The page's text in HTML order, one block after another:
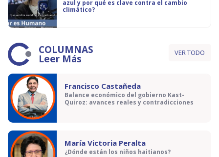
azul y por qué es clave contra el cambio
climático?
COLUMNAS
Leer Más VER TODO
Francisco Castañeda
Balance económico del gobierno Kast-
Quiroz: avances reales y contradicciones
María Victoria Peralta
¿Dónde están los niños haitianos?